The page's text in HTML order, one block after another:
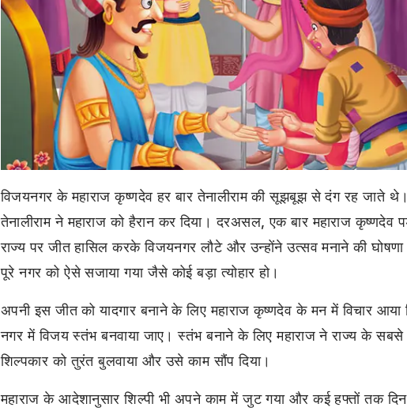
विजयनगर के महाराज कृष्णदेव हर बार तेनालीराम की सूझबूझ से दंग रह जाते
तेनालीराम ने महाराज को हैरान कर दिया। दरअसल, एक बार महाराज कृष्णदेव
राज्य पर जीत हासिल करके विजयनगर लौटे और उन्होंने उत्सव मनाने की घोषणा
पूरे नगर को ऐसे सजाया गया जैसे कोई बड़ा त्योहार हो।
अपनी इस जीत को यादगार बनाने के लिए महाराज कृष्णदेव के मन में विचार आया
नगर में विजय स्तंभ बनवाया जाए। स्तंभ बनाने के लिए महाराज ने राज्य के
शिल्पकार को तुरंत बुलवाया और उसे काम सौंप दिया।
महाराज के आदेशानुसार शिल्पी भी अपने काम में जुट गया और कई हफ्तों तक